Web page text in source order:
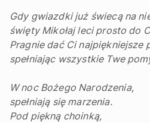
Gdy gwiazdki już świecą na
święty Mikołaj leci prosto do
Pragnie dać Ci najpiękniejsze
spełniając wszystkie Twe
W noc Bożego Narodzenia,
spełniają się marzenia.
Pod piękną choinką,